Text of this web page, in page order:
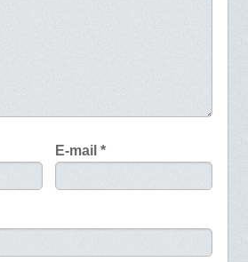
E-mail*